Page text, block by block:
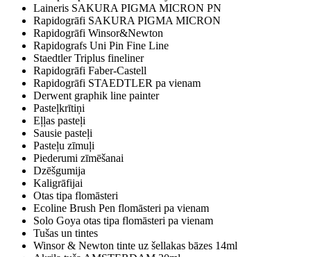
Laineris SAKURA PIGMA MICRON PN
Rapidogrāfi SAKURA PIGMA MICRON
Rapidogrāfi Winsor&Newton
Rapidografs Uni Pin Fine Line
Staedtler Triplus fineliner
Rapidogrāfi Faber-Castell
Rapidogrāfi STAEDTLER pa vienam
Derwent graphik line painter
Pasteļkrītiņi
Eļļas pasteļi
Sausie pasteļi
Pasteļu zīmuļi
Piederumi zīmēšanai
Dzēšgumija
Kaligrāfijai
Otas tipa flomāsteri
Ecoline Brush Pen flomāsteri pa vienam
Solo Goya otas tipa flomāsteri pa vienam
Tušas un tintes
Winsor & Newton tinte uz šellakas bāzes 14ml